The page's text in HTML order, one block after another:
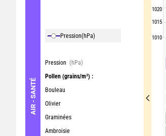
AIR - SANTÉ
Pression(hPa)
Pression (hPa)
Pollen (grains/m³) :
Bouleau
Olivier
Graminées
Ambroisie
1020
1015
1010